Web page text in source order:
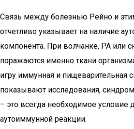
Связь между болезнью Рейно и
отчетливо указывает на наличие
компонента. При волчанке, РА или
поражаются именно ткани
игру иммунная и пищеварительная
показывают исследования,
– это всегда необходимое условие
аутоиммунной реакции.